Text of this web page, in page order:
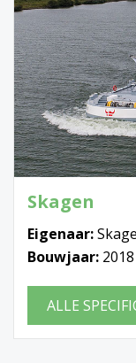
Skagen
Eigenaar:
Bouwjaar: 2018
ALLE